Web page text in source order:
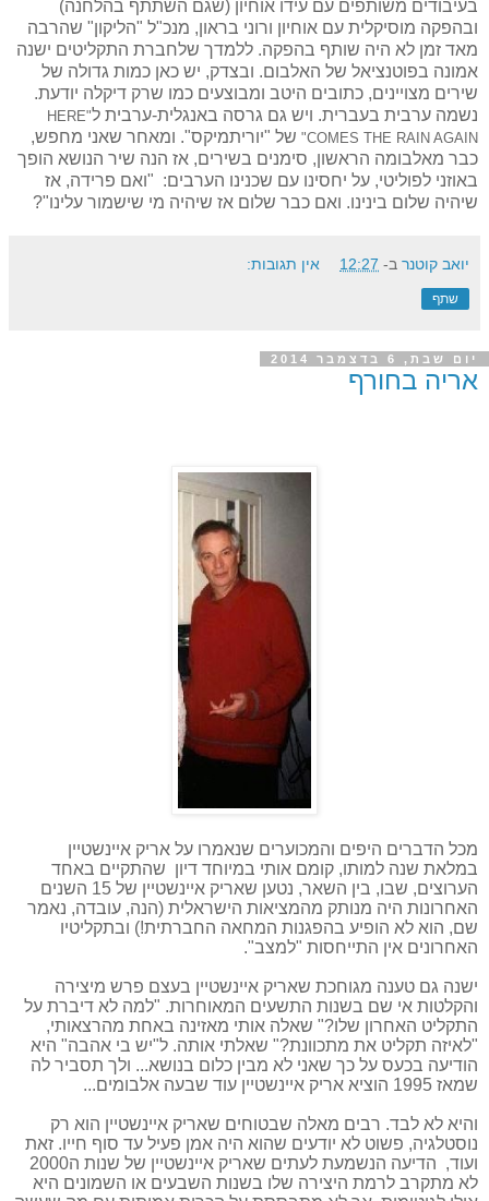
בעיבודים משותפים עם עידו אוחיון (שגם השתתף בהלחנה)
ובהפקה מוסיקלית עם אוחיון ורוני בראון, מנכ"ל "הליקון" שהרבה
מאד זמן לא היה שותף בהפקה. ללמדך שלחברת התקליטים ישנה
אמונה בפוטנציאל של האלבום. ובצדק, יש כאן כמות גדולה של
שירים מצויינים, כתובים היטב ומבוצעים כמו שרק דיקלה יודעת.
נשמה ערבית בעברית. ויש גם גרסה באנגלית-ערבית ל"
HERE
COMES THE RAIN AGAIN
" של "יוריתמיקס". ומאחר שאני מחפש,
כבר מאלבומה הראשון, סימנים בשירים, אז הנה שיר הנושא הופך
באוזני לפוליטי, על יחסינו עם שכנינו הערבים: "ואם פרידה, אז
שיהיה שלום בינינו. ואם כבר שלום אז שיהיה מי שישמור עלינו"?
יואב קוטנר ב- 12:27 אין תגובות:
שתף
יום שבת, 6 בדצמבר 2014
אריה בחורף
מכל הדברים היפים והמכוערים שנאמרו על אריק איינשטיין
במלאת שנה למותו, קומם אותי במיוחד דיון שהתקיים באחד
הערוצים, שבו, בין השאר, נטען שאריק איינשטיין של 15 השנים
האחרונות היה מנותק מהמציאות הישראלית (הנה, עובדה, נאמר
שם, הוא לא הופיע בהפגנות המחאה החברתית!) ובתקליטיו
האחרונים אין התייחסות "למצב".
ישנה גם טענה מגוחכת שאריק איינשטיין בעצם פרש מיצירה
והקלטות אי שם בשנות התשעים המאוחרות. "למה לא דיברת על
התקליט האחרון שלו?" שאלה אותי מאזינה באחת מהרצאותי,
"לאיזה תקליט את מתכוונת?" שאלתי אותה. ל"יש בי אהבה" היא
הודיעה בכעס על כך שאני לא מבין כלום בנושא... ולך תסביר לה
שמאז 1995 הוציא אריק איינשטיין עוד שבעה אלבומים...
והיא לא לבד. רבים מאלה שבטוחים שאריק איינשטיין הוא רק
נוסטלגיה, פשוט לא יודעים שהוא היה אמן פעיל עד סוף חייו. זאת
ועוד,
הדיעה הנשמעת לעתים שאריק איינשטיין של שנות ה2000
לא מתקרב לרמת היצירה שלו בשנות השבעים או השמונים היא